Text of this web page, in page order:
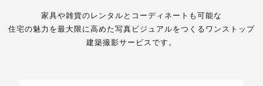
家具や雑貨のレンタルとコーディネートも可能な
住宅の魅力を最大限に高めた写真ビジュアルをつくるワンストップ
建築撮影サービスです。